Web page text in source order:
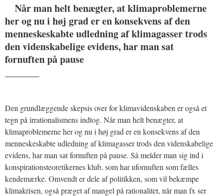
Når man helt benægter, at klimaproblemerne
her og nu i høj grad er en konsekvens af den
menneskeskabte udledning af klimagasser trods
den videnskabelige evidens, har man sat
fornuften på pause
Den grundlæggende skepsis over for klimavidenskaben er også et
tegn på irrationalismens indtog. Når man helt benægter, at
klimaproblemerne her og nu i høj grad er en konsekvens af den
menneskeskabte udledning af klimagasser trods den videnskabelige
evidens, har man sat fornuften på pause. Så melder man sig ind i
konspirationsteoretikernes klub, som har ufornuften som fælles
kendemærke. Omvendt er dele af politikken, som vil bekæmpe
klimakrisen, også præget af mangel på rationalitet, når man fx ser